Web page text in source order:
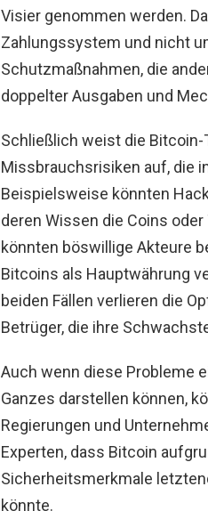
Visier genommen werden.
Zahlungssystem und nicht
Schutzmaßnahmen, die
doppelter Ausgaben und
Schließlich weist die
Missbrauchsrisiken auf, die
Beispielsweise könnten
deren Wissen die Coins
könnten böswillige Akteure
Bitcoins als Hauptwährung
beiden Fällen verlieren die
Betrüger, die ihre
Auch wenn diese Probleme
Ganzes darstellen können,
Regierungen und
Experten, dass Bitcoin
Sicherheitsmerkmale
könnte.